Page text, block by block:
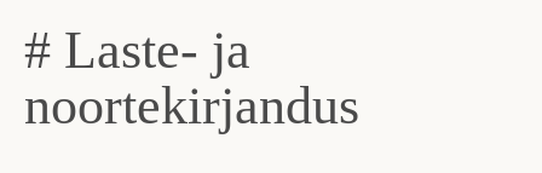
# Laste- ja
noortekirjandus